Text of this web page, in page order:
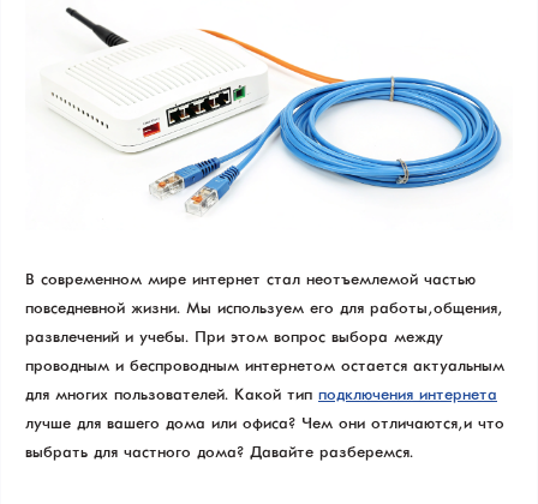
В современном мире интернет стал неотъемлемой частью
повседневной жизни. Мы используем его для работы, общения,
развлечений и учебы. При этом вопрос выбора между
проводным и беспроводным интернетом остается актуальным
для многих пользователей. Какой тип подключения интернета
лучше для вашего дома или офиса? Чем они отличаются, и что
выбрать для частного дома? Давайте разберемся.